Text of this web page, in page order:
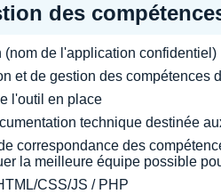
des
(nom de l'application confidentiel)
et de gestion des compétences
l'outil en place
technique destinée
correspondance des
la meilleure équipe possible
CSS/JS / PHP